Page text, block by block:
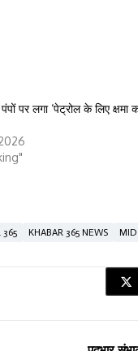
पर लगा ‘पेट्रोल के लिए क्षमा
365 KHABAR 365 NEWS MID